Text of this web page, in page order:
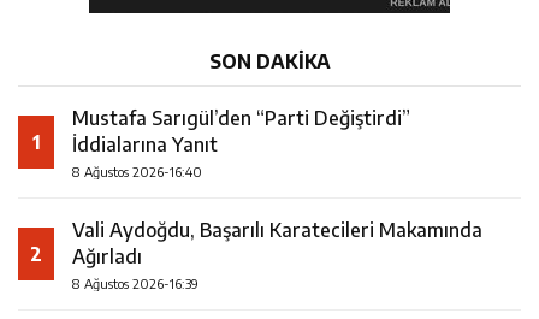
SON DAKİKA
1
Mustafa Sarıgül’den “Parti Değiştirdi”
İddialarına Yanıt
8 Ağustos 2026-16:40
2
Vali Aydoğdu, Başarılı Karatecileri Makamında
Ağırladı
8 Ağustos 2026-16:39